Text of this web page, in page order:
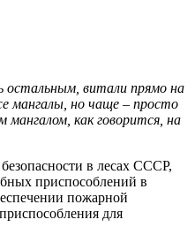
остальным, витали прямо на
мангалы, но чаще – просто
как говорится, на
в лесах СССР,
приспособлений в
пожарной
для